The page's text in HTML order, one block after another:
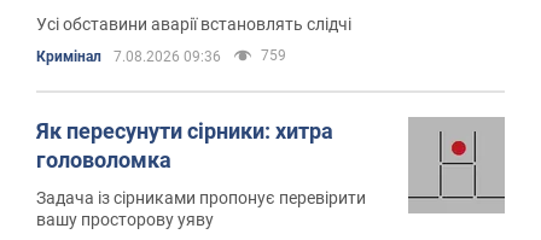
Усі обставини аварії встановлять слідчі
Кримінал 7.08.2026 09:36 759
Як пересунути сірники: хитра
головоломка
Задача із сірниками пропонує перевірити
вашу просторову уяву